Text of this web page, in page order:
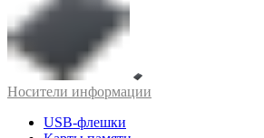
Носители информации
USB-флешки